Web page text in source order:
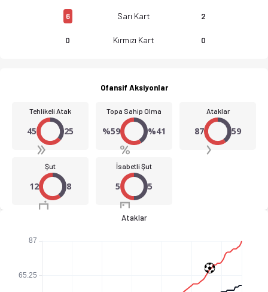
6 Sarı Kart 2
0 Kırmızı Kart 0
Ofansif Aksiyonlar
Tehlikeli Atak
45 25
Topa Sahip Olma
%59 %41
Ataklar
87 59
Şut
12 8
İsabetli Şut
5 5
Ataklar